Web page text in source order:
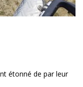
étonné de par leur